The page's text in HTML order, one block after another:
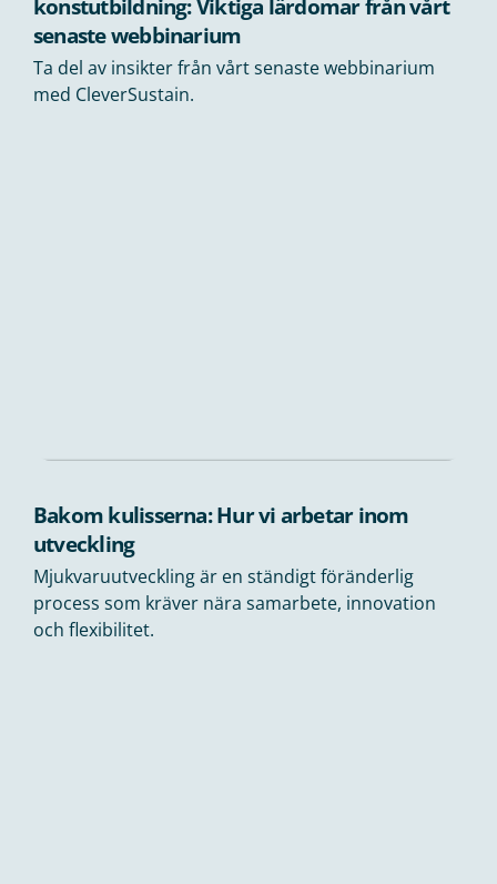
senaste webbinarium
Ta del av insikter från vårt senaste webbinarium
med CleverSustain.
Bakom kulisserna: Hur vi arbetar inom
utveckling
Mjukvaruutveckling är en ständigt föränderlig
process som kräver nära samarbete, innovation
och flexibilitet.